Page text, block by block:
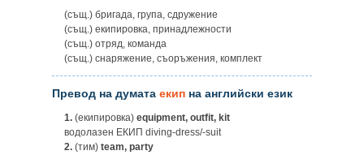
(същ.) бригада, група, сдружение
(същ.) екипировка, принадлежности
(същ.) отряд, команда
(същ.) снаряжение, съоръжения, комплект
Превод на думата екип на английски език
1. (екипировка) equipment, outfit, kit
водолазен ЕКИП diving-dress/-suit
2. (тим) team, party